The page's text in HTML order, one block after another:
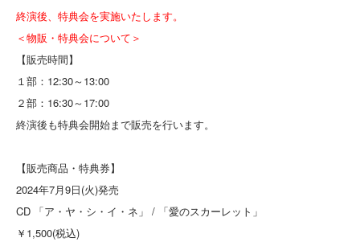
終演後、特典会を実施いたします。
＜物販・特典会について＞
【販売時間】
１部：12:30～13:00
２部：16:30～17:00
終演後も特典会開始まで販売を行います。
【販売商品・特典券】
2024年7月9日(火)発売
CD 「ア・ヤ・シ・イ・ネ」 / 「愛のスカーレット」
￥1,500(税込)